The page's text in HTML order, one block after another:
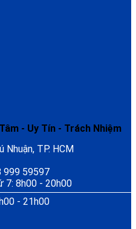
- Uy Tín - Trách Nhiệm
Nhuận, TP. HCM
999 59597
7: 8h00 - 20h00
- 21h00